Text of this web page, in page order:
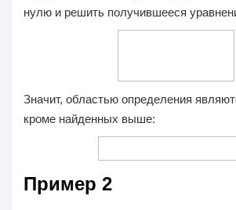
нулю и решить получившееся
Значит, областью определения
кроме найденных выше:
Пример 2